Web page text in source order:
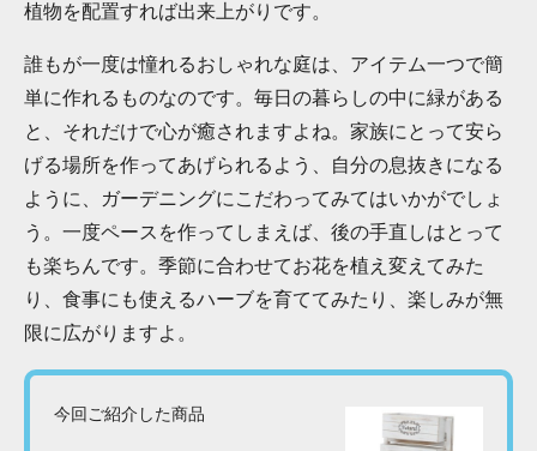
植物を配置すれば出来上がりです。
誰もが一度は憧れるおしゃれな庭は、アイテム一つで簡
単に作れるものなのです。毎日の暮らしの中に緑がある
と、それだけで心が癒されますよね。家族にとって安ら
げる場所を作ってあげられるよう、自分の息抜きになる
ように、ガーデニングにこだわってみてはいかがでしょ
う。一度ペースを作ってしまえば、後の手直しはとって
も楽ちんです。季節に合わせてお花を植え変えてみた
り、食事にも使えるハーブを育ててみたり、楽しみが無
限に広がりますよ。
今回ご紹介した商品